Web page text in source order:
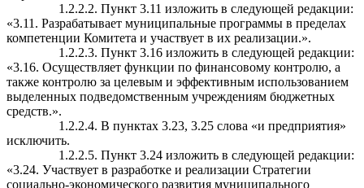
1.2.2.2. Пункт 3.11 изложить в следующей редакции:
«3.11. Разрабатывает муниципальные программы в пределах
компетенции Комитета и участвует в их реализации.».
1.2.2.3. Пункт 3.16 изложить в следующей редакции:
«3.16. Осуществляет функции по финансовому контролю, а
также контролю за целевым и эффективным использованием
выделенных подведомственным учреждениям бюджетных
средств.».
1.2.2.4. В пунктах 3.23, 3.25 слова «и предприятия»
исключить.
1.2.2.5. Пункт 3.24 изложить в следующей редакции:
«3.24. Участвует в разработке и реализации Стратегии
социально-экономического развития муниципального